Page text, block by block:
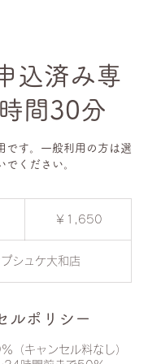
込済み専
間30分
です。一般利用の方は選
でください。
￥1,650
シュケ大和店
ルポリシー
（キャンセル料なし）